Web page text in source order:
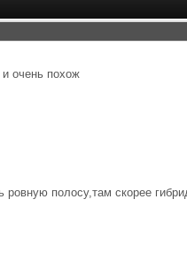
очень похож
ровную полосу,там скорее